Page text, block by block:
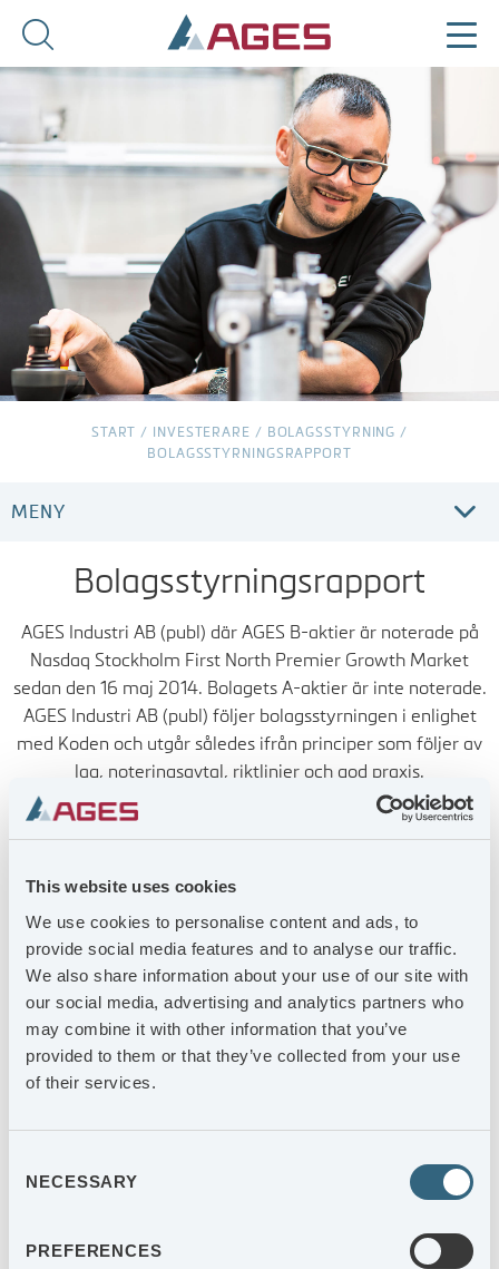
This website uses cookies
We use cookies to personalise content and ads, to
provide social media features and to analyse our traffic.
We also share information about your use of our site with
our social media, advertising and analytics partners who
may combine it with other information that you’ve
provided to them or that they’ve collected from your use
of their services.
Selection
NECESSARY
PREFERENCES
START / INVESTERARE / BOLAGSSTYRNING /
BOLAGSSTYRNINGSRAPPORT
MENY
STYRELSE
KONCERNLEDNING
BOLAGSORDNING
BOLAGSSTYRNINGSRAPPORT
REVISOR
VALBEREDNING
ERSÄTTNINGAR
Bolagsstyrningsrapport
AGES Industri AB (publ) där AGES B-aktier är noterade på
Nasdaq Stockholm First North Premier Growth Market
sedan den 16 maj 2014. Bolagets A-aktier är inte noterade.
AGES Industri AB (publ) följer bolagsstyrningen i enlighet
med Koden och utgår således ifrån principer som följer av
lag, noteringsavtal, riktlinjer och god praxis.
Rapporterna om bolagsstyrning har upprättats i enlighet
med bestämmelserna i Koden och avser motsvarande
Bolagsstyrningsrapport 2025
Bolagsstyrningsrapport 2024
Bolagsstyrningsrapport 2023
Bolagsstyrningsrapport 2020